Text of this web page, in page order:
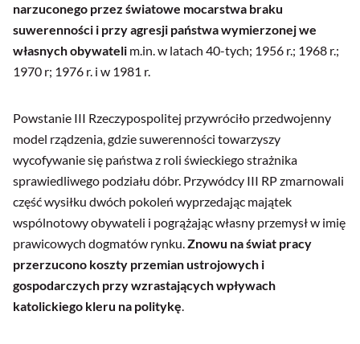
narzuconego przez światowe mocarstwa braku
suwerenności i przy agresji państwa wymierzonej we
własnych obywateli m.in. w latach 40-tych; 1956 r.; 1968 r.;
1970 r; 1976 r. i w 1981 r.
Powstanie III Rzeczypospolitej przywróciło przedwojenny
model rządzenia, gdzie suwerenności towarzyszy
wycofywanie się państwa z roli świeckiego strażnika
sprawiedliwego podziału dóbr. Przywódcy III RP zmarnowali
część wysiłku dwóch pokoleń wyprzedając majątek
wspólnotowy obywateli i pogrążając własny przemysł w imię
prawicowych dogmatów rynku.Znowu na świat pracy
przerzucono koszty przemian ustrojowych i
gospodarczych przy wzrastających wpływach
katolickiego kleru na politykę.